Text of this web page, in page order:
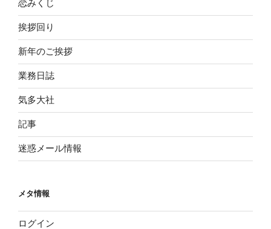
恋みくじ
挨拶回り
新年のご挨拶
業務日誌
気多大社
記事
迷惑メール情報
メタ情報
ログイン